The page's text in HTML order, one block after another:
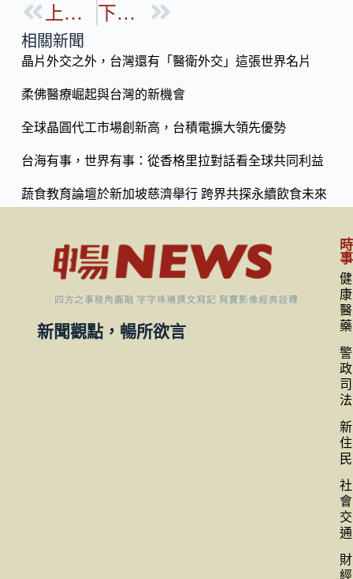
b
o
k
p
Li
n
k
上一篇 下一篇
相關新聞
晶片外交之外，台灣還有「醫衛外交」這張世界名片
柔佛醫療崛起與台灣的新機會
全球晶圓代工市場創新高，台積電擴大領先優勢
台海有事，世界有事：從香格里拉對話看全球共同利益
蔬食教育論壇於新加坡慈濟舉行 跨界共探永續飲食未來
新聞觀點，暢所欲言
時
事
健
康
醫
藥
警
政
司
法
新
住
民
社
會
交
通
財
經